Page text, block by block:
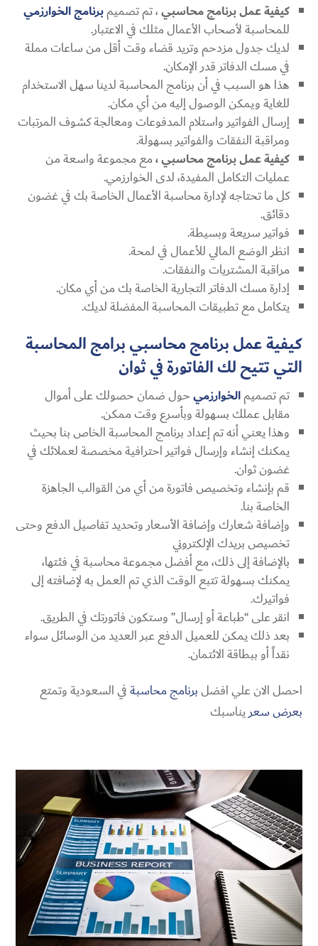
كيفية عمل برنامج محاسبي، تم تصميمبرنامج الخوارزمي
للمحاسبة لأصحاب الأعمال مثلك في الاعتبار.
لديك جدول مزدحم وتريد قضاء وقت أقل من ساعات مملة
في مسك الدفاتر قدر الإمكان.
هذا هو السبب في أن برنامج المحاسبة لدينا سهل الاستخدام
للغاية ويمكن الوصول إليه من أي مكان.
إرسال الفواتير واستلام المدفوعات ومعالجة كشوف المرتبات
ومراقبة النفقات والفواتير بسهولة.
كيفية عمل برنامج محاسبي ،مع مجموعة واسعة من
عمليات التكامل المفيدة، لدى الخوارزمي.
كل ما تحتاجه لإدارة محاسبة الأعمال الخاصة بك في غضون
دقائق.
فواتير سريعة وبسيطة.
انظر الوضع المالي للأعمال في لمحة.
مراقبة المشتريات والنفقات.
إدارة مسك الدفاتر التجارية الخاصة بك من أي مكان.
يتكامل مع تطبيقات المحاسبة المفضلة لديك.
كيفية عمل برنامج محاسبي برامج المحاسبة
التي تتيح لك الفاتورة في ثوان
تم تصميمالخوارزميحول ضمان حصولك على أموال
مقابل عملك بسهولة وبأسرع وقت ممكن.
وهذا يعني أنه تم إعداد برنامج المحاسبة الخاص بنا بحيث
يمكنك إنشاء وإرسال فواتير احترافية مخصصة لعملائك في
غضون ثوان.
قم بإنشاء وتخصيص فاتورة من أي من القوالب الجاهزة
الخاصة بنا.
وإضافة شعارك وإضافة الأسعار وتحديد تفاصيل الدفع وحتى
تخصيص بريدك الإلكتروني
بالإضافة إلى ذلك، مع أفضل مجموعة محاسبة في فئتها،
يمكنك بسهولة تتبع الوقت الذي تم العمل به لإضافته إلى
فواتيرك.
انقر على “طباعة أو إرسال” وستكون فاتورتك في الطريق.
بعد ذلك يمكن للعميل الدفع عبر العديد من الوسائل سواء
نقداً أو ببطاقة الائتمان.
احصل الان علي افضلبرنامج محاسبةفي السعودية وتمتع
بعرض سعريناسبك